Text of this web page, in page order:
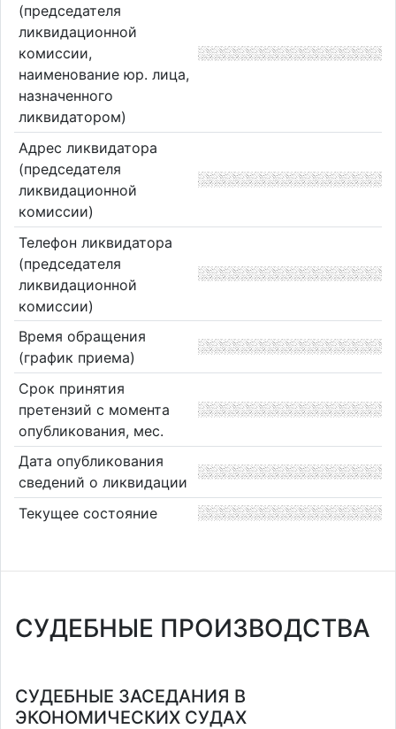
(председателя
ликвидационной
комиссии,
наименование юр. лица,
назначенного
ликвидатором)
Адрес ликвидатора
(председателя
ликвидационной
комиссии)
Телефон ликвидатора
(председателя
ликвидационной
комиссии)
Время обращения
(график приема)
Срок принятия
претензий с момента
опубликования, мес.
Дата опубликования
сведений о ликвидации
Текущее состояние
СУДЕБНЫЕ ПРОИЗВОДСТВА
СУДЕБНЫЕ ЗАСЕДАНИЯ В
ЭКОНОМИЧЕСКИХ СУДАХ